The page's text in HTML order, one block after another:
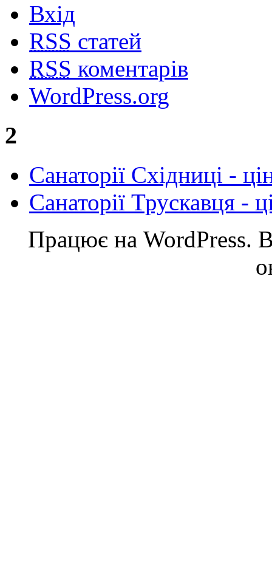
Вхід
RSS статей
RSS коментарів
WordPress.org
2
Cанаторії Східниці -
Санаторії Трускавця -
Працює на WordPress.